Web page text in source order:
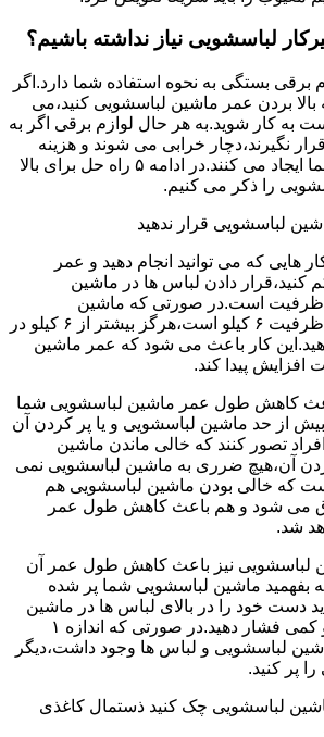
لباسشویی نیاز نداشته باشیم؟
برقی بستگی به نحوه استفاده شما دارد.اگر
بالا بردن عمر ماشین لباسشویی کنید،می
به کار شوید.به هر حال لوازم برقی اگر به
نگیرند،دچار خرابی می شوند و هزینه
تعمیر زیادی را برای شما ایجاد می کنند.در ادامه ۵ راه حل برای بالا
را ذکر می کنیم.
لباسشویی قرار ندهید
هایی که می توانید انجام دهید و عمر
کنید،قرار دادن لباس ها در ماشین
ظرفیت است.در صورتی که ماشین
لباسشویی شما دارای ظرفیت ۶ کیلو است،هرگز بیشتر از ۶ کیلو در
کار باعث می شود که عمر ماشین
پیدا کند.
کاهش طول عمر ماشین لباسشویی شما
از حد ماشین لباسشویی و یا پر کردن آن
تصور کنند که خالی ماندن ماشین
آن،هیچ ضرری به ماشین لباسشویی نمی
که خالی بودن ماشین لباسشویی هم
می شود و هم باعث کاهش طول عمر
شد.
لباسشویی نیز باعث کاهش طول عمر آن
بفهمید ماشین لباسشویی شما پر شده
دست خود را در بالای لباس ها در ماشین
لباسشویی قرار دهید و کمی فشار دهید.در صورتی که اندازه ۱
لباسشویی و لباس ها وجود داشت،دیگر
پر کنید.
لباسشویی چک کنید ذستمال کاغذی